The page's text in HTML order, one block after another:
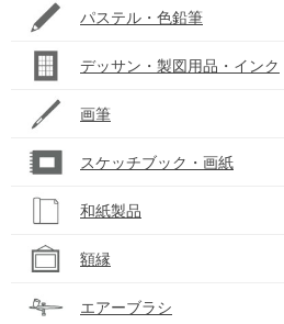
パステル・色鉛筆
デッサン・製図用品・インク
画筆
スケッチブック・画紙
和紙製品
額縁
エアーブラシ